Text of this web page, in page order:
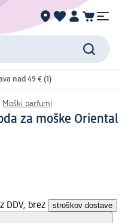
nad 49 € (1)
Moški parfumi
za moške Oriental
DDV, brez stroškov dostave